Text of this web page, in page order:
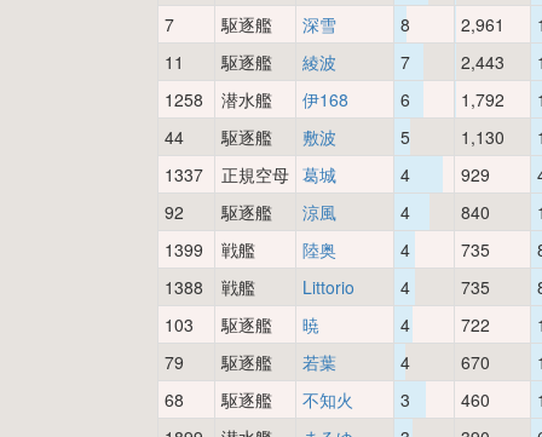
7
駆逐艦 深雪 8 2,961
11
駆逐艦 綾波 7 2,443
1258
潜水艦 伊168 6 1,792
44
駆逐艦 敷波 5 1,130
1337
正規空母 葛城 4 929
92
駆逐艦 涼風 4 840
1399
戦艦 陸奥 4 735
1388
戦艦 Littorio 4 735
103
駆逐艦 暁 4 722
79
駆逐艦 若葉 4 670
68
駆逐艦 不知火 3 460